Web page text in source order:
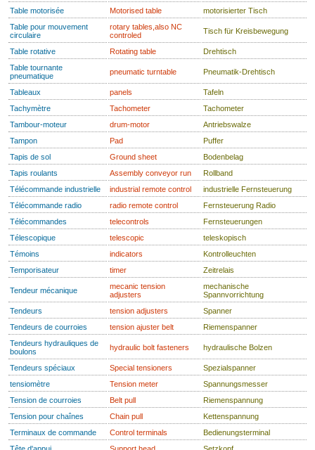
Table motorisée
Motorised table
motorisierter Tisch
Table pour mouvement
circulaire
rotary tables,also NC
controled
Tisch für Kreisbewegung
Table rotative Rotating table
Drehtisch
Table tournante
pneumatique
pneumatic turntable Pneumatik-Drehtisch
Tableaux panels
Tafeln
Tachymètre
Tachometer
Tachometer
Tambour-moteur
drum-motor
Antriebswalze
Tampon
Pad
Puffer
Tapis de sol
Ground sheet
Bodenbelag
Tapis roulants
Assembly conveyor run
Rollband
Télécommande industrielle
industrial remote control
industrielle Fernsteuerung
Télécommande radio
radio remote control
Fernsteuerung Radio
Télécommandes
telecontrols
Fernsteuerungen
Télescopique
telescopic
teleskopisch
Témoins
indicators
Kontrolleuchten
Temporisateur
timer Zeitrelais
Tendeur mécanique
mecanic tension
adjusters
mechanische
Spannvorrichtung
Tendeurs
tension adjusters
Spanner
Tendeurs de courroies
tension ajuster belt
Riemenspanner
Tendeurs hydrauliques de
boulons
hydraulic bolt fasteners hydraulische Bolzen
Tendeurs spéciaux Special tensioners
Spezialspanner
tensiomètre
Tension meter
Spannungsmesser
Tension de courroies
Belt pull
Riemenspannung
Tension pour chaînes
Chain pull
Kettenspannung
Terminaux de commande
Control terminals
Bedienungsterminal